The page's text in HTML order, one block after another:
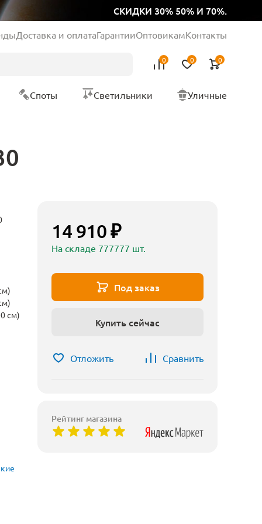
СКИДКИ 30% 50% И 70%.
Доставка и оплатаГарантииОптовикамКонтакты
0 0 0
Споты Светильники Уличные
см)
14 910 ₽
На складе 777777 шт.
Под заказ
Купить сейчас
Отложить Сравнить
Рейтинг магазина